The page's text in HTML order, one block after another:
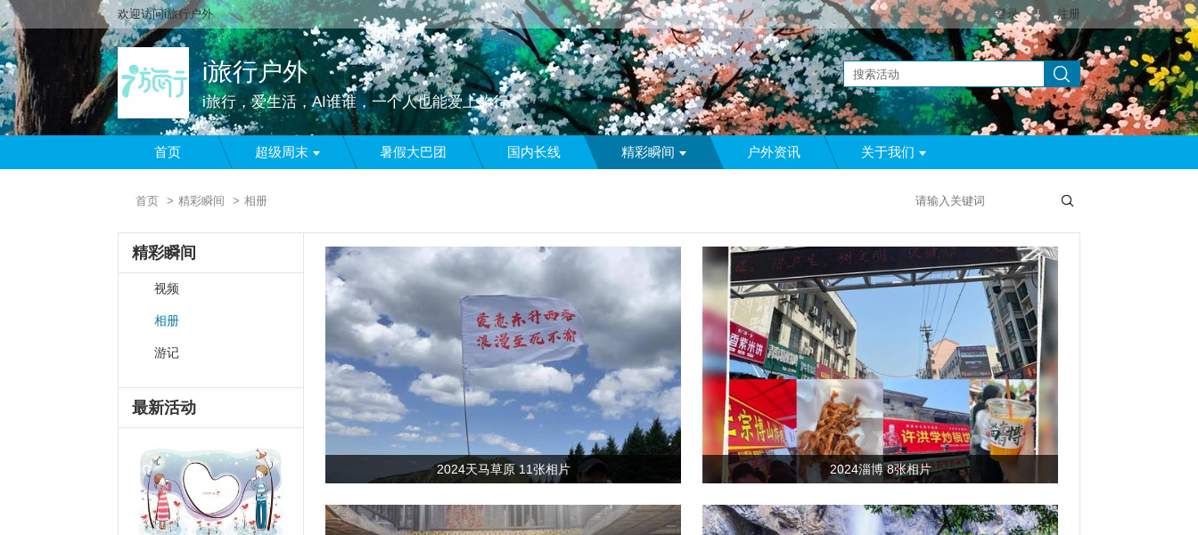
欢迎访问i旅行户外 登录 | 注册
i旅行户外
i旅行，爱生活，AI谁谁，一个人也能爱上旅行
首页 超级周末 暑假大巴团 国内长线 精彩瞬间 户外资讯 关于我们
首页 精彩瞬间 相册
精彩瞬间
视频
相册
游记
最新活动
2024天马草原 11张相片 2024淄博 8张相片